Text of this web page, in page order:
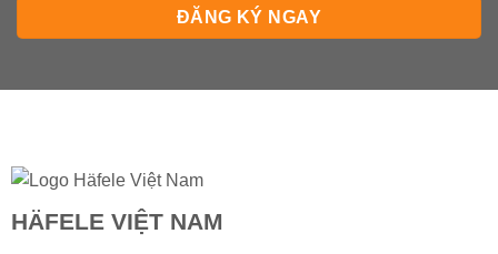
HÄFELE VIỆT NAM